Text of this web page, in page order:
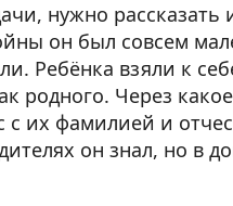
нужно
он был совсем
Ребёнка взяли к
родного. Через
их фамилией и
он знал, но в